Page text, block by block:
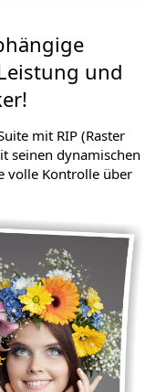
und
mit RIP (Raster
seinen dynamischen
volle Kontrolle über